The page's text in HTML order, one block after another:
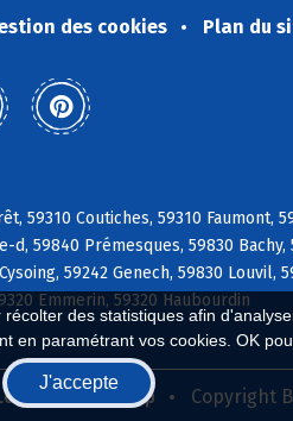
des statistiques afin
en paramétrant vos cookies. OK
J'accepte
des cookies Plan du
Coutiches, 59310 Faumont,
d, 59840 Prémesques, 59830
59242 Genech, 59830 Louvil,
Emmerin, 59320 Haubourdin
réseau Biocoop Copyright